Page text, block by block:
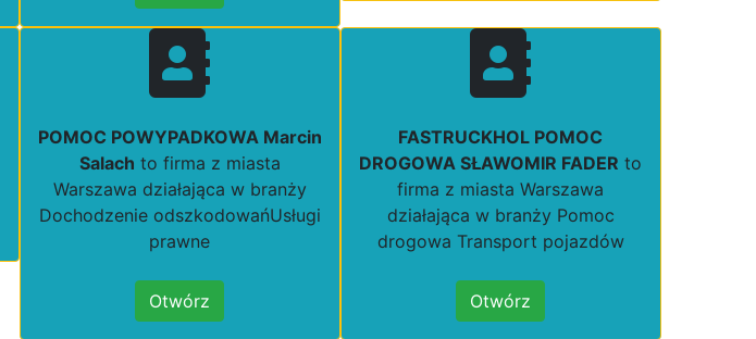
POMOC POWYPADKOWA Marcin
Salach to firma z miasta
Warszawa działająca w branży
Dochodzenie odszkodowańUsługi
prawne
Otwórz
FASTRUCKHOL POMOC
DROGOWA SŁAWOMIR FADER to
firma z miasta Warszawa
działająca w branży Pomoc
drogowa Transport pojazdów
Otwórz